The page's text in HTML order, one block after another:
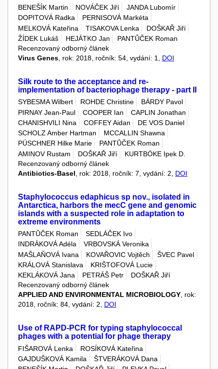
BENEŠÍK Martin NOVÁČEK Jiří
JANDA Lubomír
DOPITOVÁ Radka
PERNISOVÁ Markéta
MELKOVÁ Kateřina
TISAKOVA Lenka
DOŠKAŘ Jiří
ŽÍDEK Lukáš
HEJÁTKO Jan
PANTŮČEK Roman
Recenzovaný odborný článek
Virus Genes , rok: 2018, ročník: 54, vydání: 1, DOI
Silk route to the acceptance and re-
implementation of bacteriophage therapy - part II
SYBESMA Wilbert ROHDE Christine
BÁRDY Pavol
PIRNAY Jean-Paul
COOPER Ian
CAPLIN Jonathan
CHANISHVILI Nina
COFFEY Aidan
DE VOS Daniel
SCHOLZ Amber Hartman
MCCALLIN Shawna
PÜSCHNER Hilke Marie
PANTŮČEK Roman
AMINOV Rustam
DOŠKAŘ Jiří
KURTBÖKE Ipek D.
Recenzovaný odborný článek
Antibiotics-Basel , rok: 2018, ročník: 7, vydání: 2, DOI
Staphylococcus edaphicus sp nov., isolated in
Antarctica, harbors the mecC gene and genomic
islands with a suspected role in adaptation to
extreme environments
PANTŮČEK Roman
SEDLÁČEK Ivo
INDRÁKOVÁ Adéla
VRBOVSKÁ Veronika
MAŠLAŇOVÁ Ivana
KOVAŘOVIC Vojtěch
ŠVEC Pavel
KRÁLOVÁ Stanislava
KRIŠTOFOVÁ Lucie
KEKLÁKOVÁ Jana
PETRÁŠ Petr
DOŠKAŘ Jiří
Recenzovaný odborný článek
APPLIED AND ENVIRONMENTAL MICROBIOLOGY, rok:
2018, ročník: 84, vydání: 2, DOI
Use of RAPD-PCR for typing staphylococcal
phages with a potential for phage therapy
FIŠAROVÁ Lenka
ROSÍKOVÁ Kateřina
GAJDUŠKOVÁ Kamila
ŠTVERÁKOVÁ Dana